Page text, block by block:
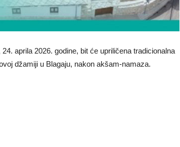
aprila 2026. godine, bit će upriličena tradicionalna
džamiji u Blagaju, nakon akšam-namaza.